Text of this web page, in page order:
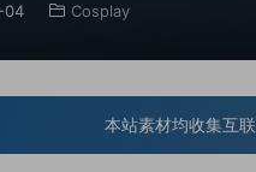
04 Cosplay
本站素材均收集互